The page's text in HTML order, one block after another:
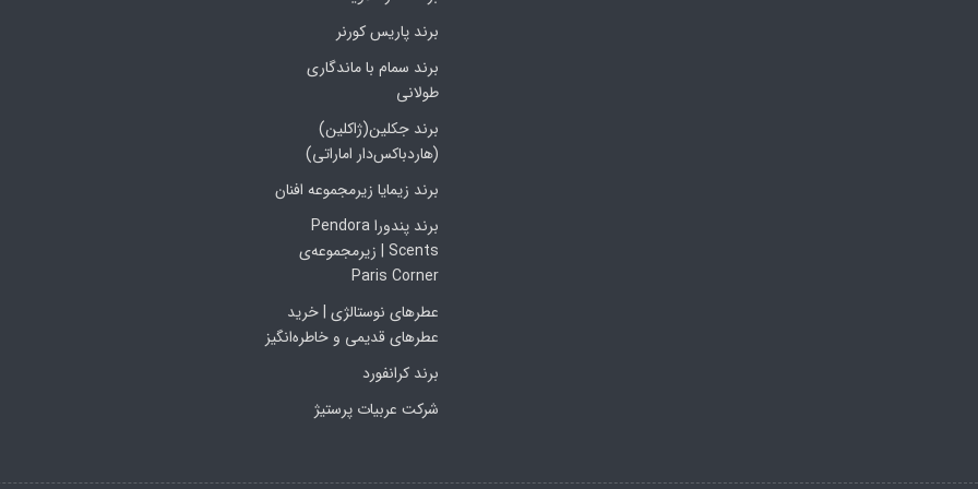
برند پاریس کورنر
برند سمام با ماندگاری
طولانی
برند جکلین(ژاکلین)
(هاردباکس‌دار اماراتی)
برند زیمایا زیرمجموعه افنان
برند پندورا Pendora
Scents | زیرمجموعه‌ی
Paris Corner
عطرهای نوستالژی | خرید
عطرهای قدیمی و خاطره‌انگیز
برند کرانفورد
شرکت عربیات پرستیژ